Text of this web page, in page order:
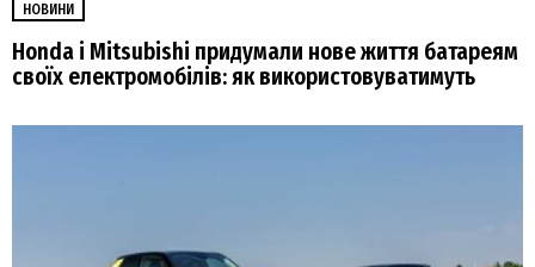
НОВИНИ
Honda і Mitsubishi придумали нове життя батареям
своїх електромобілів: як використовуватимуть